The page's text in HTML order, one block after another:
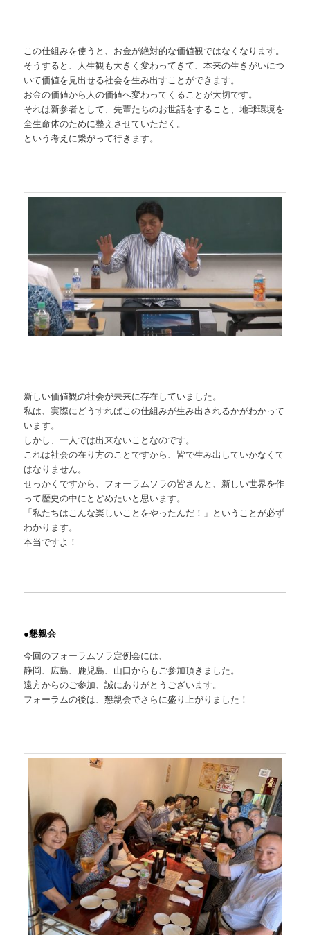
この仕組みを使うと、お金が絶対的な価値観ではなくなります。
そうすると、人生観も大きく変わってきて、本来の生きがいにつ
いて価値を見出せる社会を生み出すことができます。
お金の価値から人の価値へ変わってくることが大切です。
それは新参者として、先輩たちのお世話をすること、地球環境を
全生命体のために整えさせていただく。
という考えに繋がって行きます。
新しい価値観の社会が未来に存在していました。
私は、実際にどうすればこの仕組みが生み出されるかがわかって
います。
しかし、一人では出来ないことなのです。
これは社会の在り方のことですから、皆で生み出していかなくて
はなりません。
せっかくですから、フォーラムソラの皆さんと、新しい世界を作
って歴史の中にとどめたいと思います。
「私たちはこんな楽しいことをやったんだ！」ということが必ず
わかります。
本当ですよ！
●懇親会
今回のフォーラムソラ定例会には、
静岡、広島、鹿児島、山口からもご参加頂きました。
遠方からのご参加、誠にありがとうございます。
フォーラムの後は、懇親会でさらに盛り上がりました！